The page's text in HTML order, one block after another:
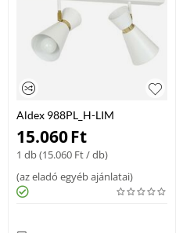
Aldex 988PL_H-LIM
mennyezeti lámpa fém 2 x max
60W E27
15.060Ft
1 db (15.060 Ft/ db)
(az eladó egyéb ajánlatai)